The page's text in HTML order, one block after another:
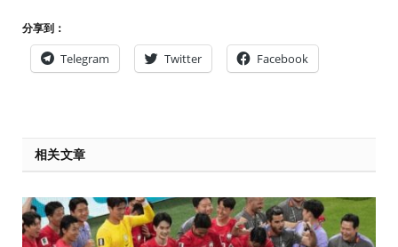
分享到：
Telegram Twitter Facebook
相关文章